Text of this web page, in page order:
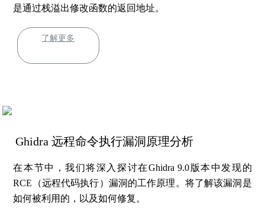
是通过栈溢出修改函数的返回地址。
了解更多
Ghidra 远程命令执行漏洞原理分析
在本节中，我们将深入探讨在Ghidra 9.0版本中发现的
RCE（远程代码执行）漏洞的工作原理。将了解该漏洞是
如何被利用的，以及如何修复。